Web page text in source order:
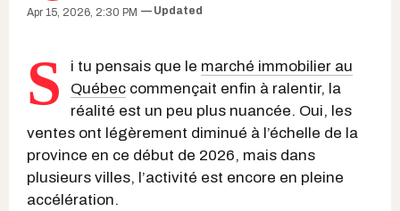
Apr 15, 2026, 2:30 PM Updated
S i tu pensais que le marché immobilier au
Québec commençait enfin à ralentir, la
réalité est un peu plus nuancée. Oui, les
ventes ont légèrement diminué à l’échelle de la
province en ce début de 2026, mais dans
plusieurs villes, l’activité est encore en pleine
accélération.